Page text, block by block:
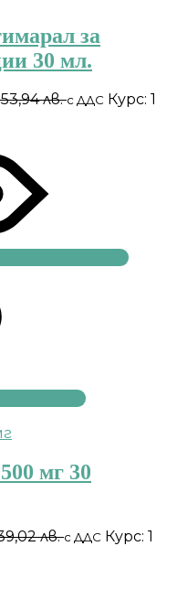
за
30 мл.
лв.с ДДС Курс: 1
мг 30
лв.с ДДС Курс: 1